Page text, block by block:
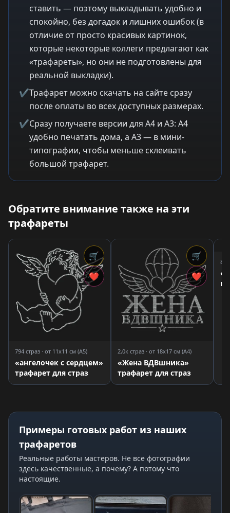
ставить — поэтому выкладывать удобно и
спокойно, без догадок и лишних ошибок (в
отличие от просто красивых картинок,
которые некоторые коллеги предлагают как
«трафареты», но они не подготовлены для
реальной выкладки).
✔Трафарет можно скачать на сайте сразу
после оплаты во всех доступных размерах.
✔Сразу получаете версии для A4 и A3: A4
удобно печатать дома, а A3 — в мини-
типографии, чтобы меньше склеивать
большой трафарет.
Обратите внимание также на эти
трафареты
🛒
❤
794 страз · от 11x11 см (A5)
«ангелочек с сердцем»
трафарет для страз
🛒
❤
2,0к страз · от 18x17 см (A4)
«Жена ВДВшника»
трафарет для страз
Примеры готовых работ из наших
трафаретов
Реальные работы мастеров. Не все фотографии
здесь качественные, а почему? А потому что
настоящие.